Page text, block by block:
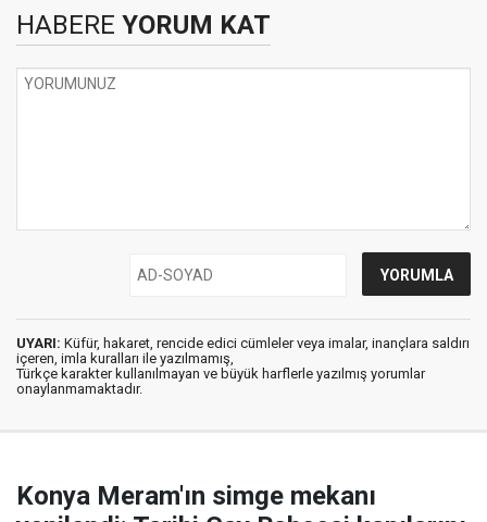
HABERE YORUM KAT
UYARI: Küfür, hakaret, rencide edici cümleler veya imalar, inançlara saldırı
içeren, imla kuralları ile yazılmamış,
Türkçe karakter kullanılmayan ve büyük harflerle yazılmış yorumlar
onaylanmamaktadır.
Konya Meram'ın simge mekanı